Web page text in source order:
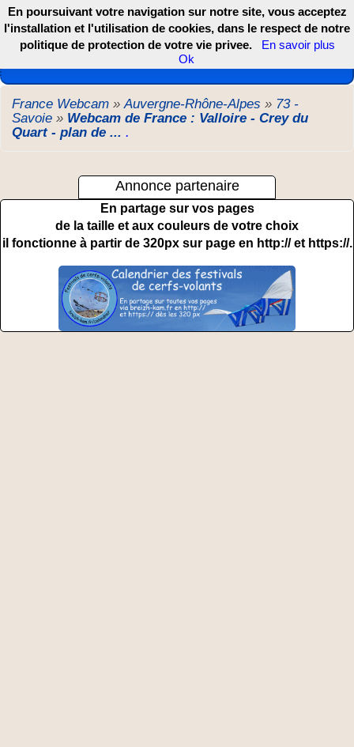
Les webcams de France, DOM TOM et COM
France Webcam »Auvergne-Rhône-Alpes » 73 -
Savoie » Webcam de France : Valloire - Crey du
Quart - plan de ... .
Annonce partenaire
En partage sur vos pages
de la taille et aux couleurs de votre choix
il fonctionne à partir de 320px sur page en http:// et https://.
En poursuivant votre navigation sur notre site, vous acceptez
l'installation et l'utilisation de cookies, dans le respect de notre
politique de protection de votre vie privee.
En savoir plus
Ok